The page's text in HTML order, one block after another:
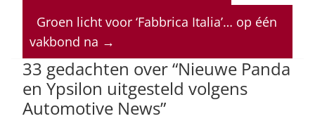
A
p
p
b
o
o
k
dI d
Groen licht voor ‘Fabbrica Italia’… op één
vakbond na →
33 gedachten over “Nieuwe Panda
en Ypsilon uitgesteld volgens
Automotive News”